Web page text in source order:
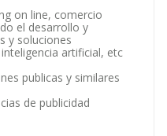
on line, comercio
el desarrollo y
y soluciones
artificial, etc
publicas y similares
de publicidad